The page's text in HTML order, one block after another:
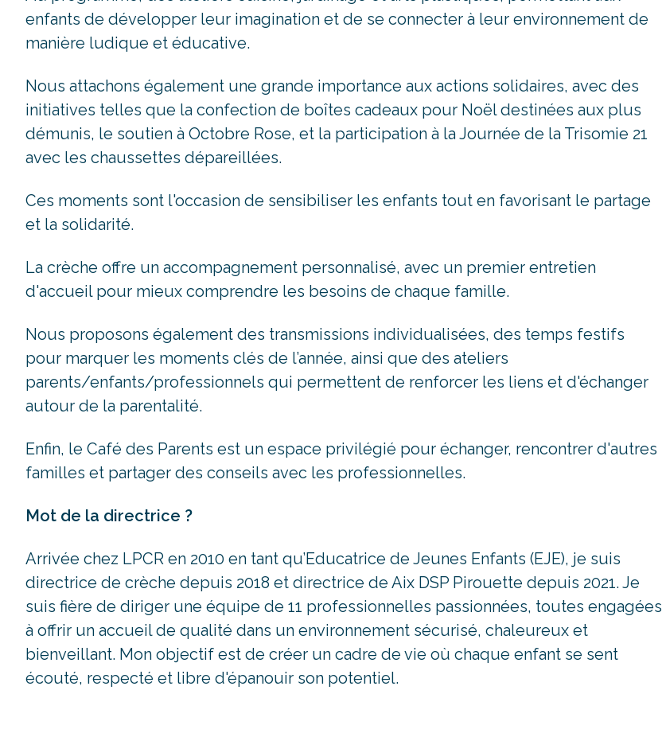
enfants de développer leur imagination et de se connecter à leur environnement de
manière ludique et éducative.
Nous attachons également une grande importance aux actions solidaires, avec des
initiatives telles que la confection de boîtes cadeaux pour Noël destinées aux plus
démunis, le soutien à Octobre Rose, et la participation à la Journée de la Trisomie 21
avec les chaussettes dépareillées.
Ces moments sont l'occasion de sensibiliser les enfants tout en favorisant le partage
et la solidarité.
La crèche offre un accompagnement personnalisé, avec un premier entretien
d'accueil pour mieux comprendre les besoins de chaque famille.
Nous proposons également des transmissions individualisées, des temps festifs
pour marquer les moments clés de l’année, ainsi que des ateliers
parents/enfants/professionnels qui permettent de renforcer les liens et d'échanger
autour de la parentalité.
Enfin, le Café des Parents est un espace privilégié pour échanger, rencontrer d'autres
familles et partager des conseils avec les professionnelles.
Mot de la directrice ?
Arrivée chez LPCR en 2010 en tant qu’Educatrice de Jeunes Enfants (EJE), je suis
directrice de crèche depuis 2018 et directrice de Aix DSP Pirouette depuis 2021. Je
suis fière de diriger une équipe de 11 professionnelles passionnées, toutes engagées
à offrir un accueil de qualité dans un environnement sécurisé, chaleureux et
bienveillant. Mon objectif est de créer un cadre de vie où chaque enfant se sent
écouté, respecté et libre d'épanouir son potentiel.